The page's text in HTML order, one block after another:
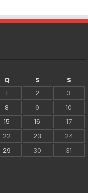
Q S
S
1
2
3
8 9
10
15 16
17
22 23
24
29 30
31